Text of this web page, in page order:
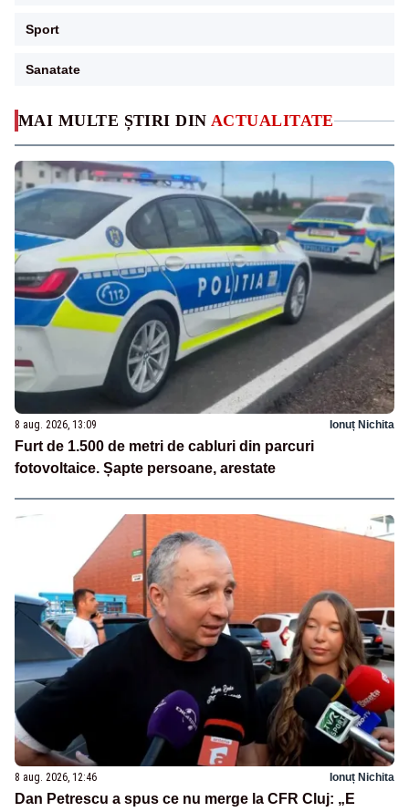
MAI MULTE ȘTIRI DIN ACTUALITATE
8 aug. 2026, 13:09 Ionuț Nichita
Furt de 1.500 de metri de cabluri din parcuri
fotovoltaice. Șapte persoane, arestate
8 aug. 2026, 12:46 Ionuț Nichita
Dan Petrescu a spus ce nu merge la CFR Cluj: „E
Sport
Sanatate